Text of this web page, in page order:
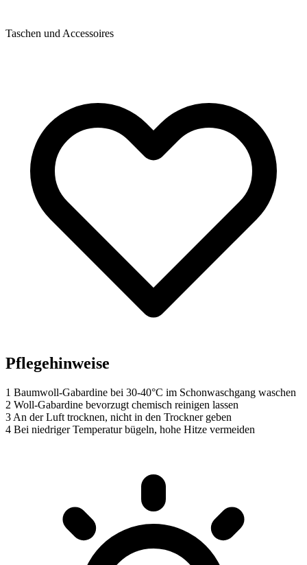
Taschen und Accessoires
Pflegehinweise
1 Baumwoll-Gabardine bei 30-40°C im Schonwaschgang waschen
2 Woll-Gabardine bevorzugt chemisch reinigen lassen
3 An der Luft trocknen, nicht in den Trockner geben
4 Bei niedriger Temperatur bügeln, hohe Hitze vermeiden